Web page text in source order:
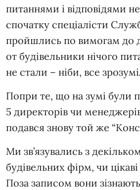
питаннями і відповідями
спочатку спеціалісти
пройшлись по вимогам до
от будівельники нічого
не стали – ніби, все
Попри те, що на зумі були
5 директорів чи
подався знову той же
Ми зв’язувались з
будівельних фірм, чи
Поза записом вони